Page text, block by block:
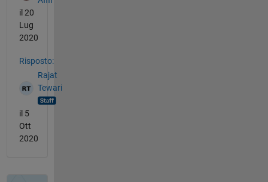
il 20
Lug
2020
Risposto:
Rajat
Tewari
il 5
Ott
2020